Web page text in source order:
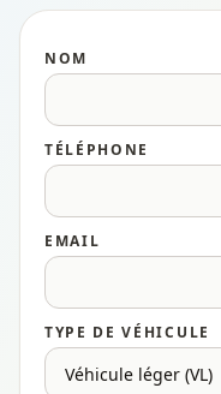
NOM
TÉLÉPHONE
EMAIL
TYPE DE VÉHICULE